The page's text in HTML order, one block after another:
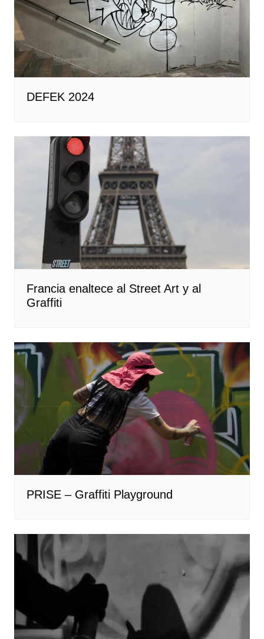
DEFEK 2024
Francia enaltece al Street Art y al
Graffiti
PRISE – Graffiti Playground